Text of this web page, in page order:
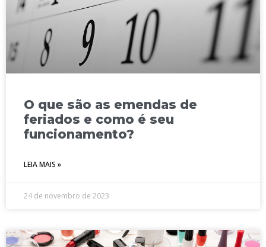
O que são as emendas de
feriados e como é seu
funcionamento?
LEIA MAIS »
24 de novembro de 2023